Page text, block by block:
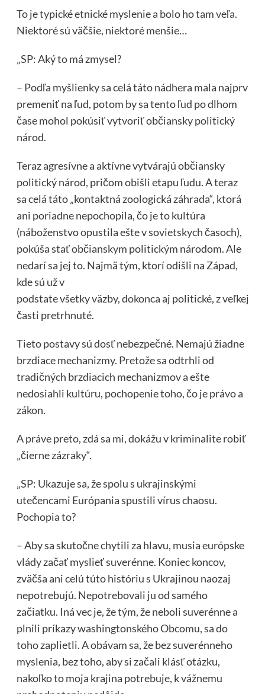
To je typické etnické myslenie a bolo ho tam veľa.
Niektoré sú väčšie, niektoré menšie…
„SP: Aký to má zmysel?
– Podľa myšlienky sa celá táto nádhera mala najprv
premeniť na ľud, potom by sa tento ľud po dlhom
čase mohol pokúsiť vytvoriť občiansky politický
národ.
Teraz agresívne a aktívne vytvárajú občiansky
politický národ, pričom obišli etapu ľudu. A teraz
sa celá táto „kontaktná zoologická záhrada“, ktorá
ani poriadne nepochopila, čo je to kultúra
(náboženstvo opustila ešte v sovietskych časoch),
pokúša stať občianskym politickým národom. Ale
nedarí sa jej to. Najmä tým, ktorí odišli na Západ,
kde sú už v
podstate všetky väzby, dokonca aj politické, z veľkej
časti pretrhnuté.
Tieto postavy sú dosť nebezpečné. Nemajú žiadne
brzdiace mechanizmy. Pretože sa odtrhli od
tradičných brzdiacich mechanizmov a ešte
nedosiahli kultúru, pochopenie toho, čo je právo a
zákon.
A práve preto, zdá sa mi, dokážu v kriminalite robiť
„čierne zázraky“.
„SP: Ukazuje sa, že spolu s ukrajinskými
utečencami Európania spustili vírus chaosu.
Pochopia to?
– Aby sa skutočne chytili za hlavu, musia európske
vlády začať myslieť suverénne. Koniec koncov,
zväčša ani celú túto históriu s Ukrajinou naozaj
nepotrebujú. Nepotrebovali ju od samého
začiatku. Iná vec je, že tým, že neboli suverénne a
plnili príkazy washingtonského Obcomu, sa do
toho zaplietli. A obávam sa, že bez suverénneho
myslenia, bez toho, aby si začali klásť otázku,
nakoľko to moja krajina potrebuje, k vážnemu